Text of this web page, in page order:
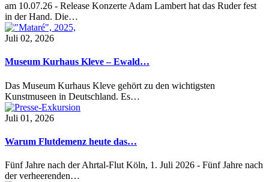
am 10.07.26 - Release Konzerte Adam Lambert hat das Ruder fest
in der Hand. Die…
Juli 02, 2026
Museum Kurhaus Kleve – Ewald…
Das Museum Kurhaus Kleve gehört zu den wichtigsten
Kunstmuseen in Deutschland. Es…
Juli 01, 2026
Warum Flutdemenz heute das…
Fünf Jahre nach der Ahrtal-Flut Köln, 1. Juli 2026 - Fünf Jahre nach
der verheerenden…